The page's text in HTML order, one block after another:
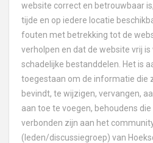
website correct en betrouwbaar
tijde en op iedere locatie
fouten met betrekking tot de
verholpen en dat de website vrij
schadelijke bestanddelen. Het is
toegestaan om de informatie die
bevindt, te wijzigen, vervangen,
aan toe te voegen, behoudens
verbonden zijn aan het
(leden/discussiegroep) van